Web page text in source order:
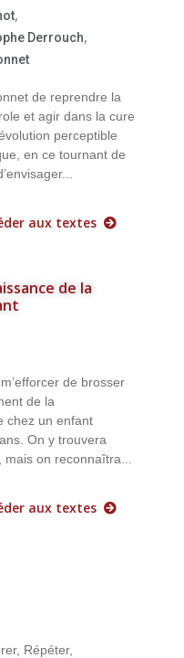
,
Derrouch,
de reprendre la
et agir dans la cure
perceptible
en ce tournant de
aux textes
de la
de brosser
de la
chez un enfant
On y trouvera
on reconnaîtra...
aux textes
Répéter,